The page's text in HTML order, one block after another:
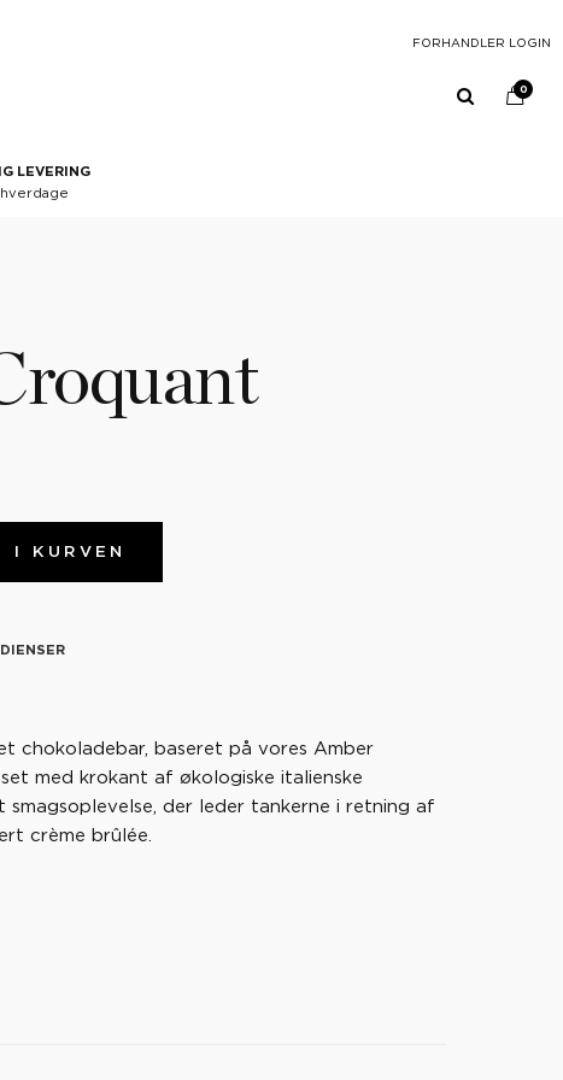
FORHANDLER LOGIN
0
LEVERING
hverdage
I KURVEN
chokoladebar, baseret på vores Amber
med krokant af økologiske italienske
smagsoplevelse, der leder tankerne i retning af
crème brûlée.